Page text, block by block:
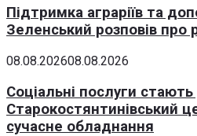
Підтримка аграріїв та
Зеленський розповів про
08.08.202608.08.2026
Соціальні послуги
Старокостянтинівський
сучасне обладнання